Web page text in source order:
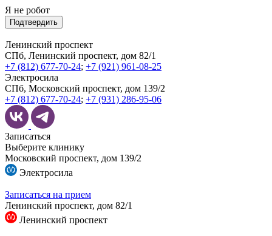
Я не робот
Подтвердить
Ленинский проспект
СПб, Ленинский проспект, дом 82/1
+7 (812) 677-70-24; +7 (921) 961-08-25
Электросила
СПб, Московский проспект, дом 139/2
+7 (812) 677-70-24; +7 (931) 286-95-06
Записаться
Выберите клинику
Московский проспект, дом 139/2
Электросила
Записаться на прием
Ленинский проспект, дом 82/1
Ленинский проспект